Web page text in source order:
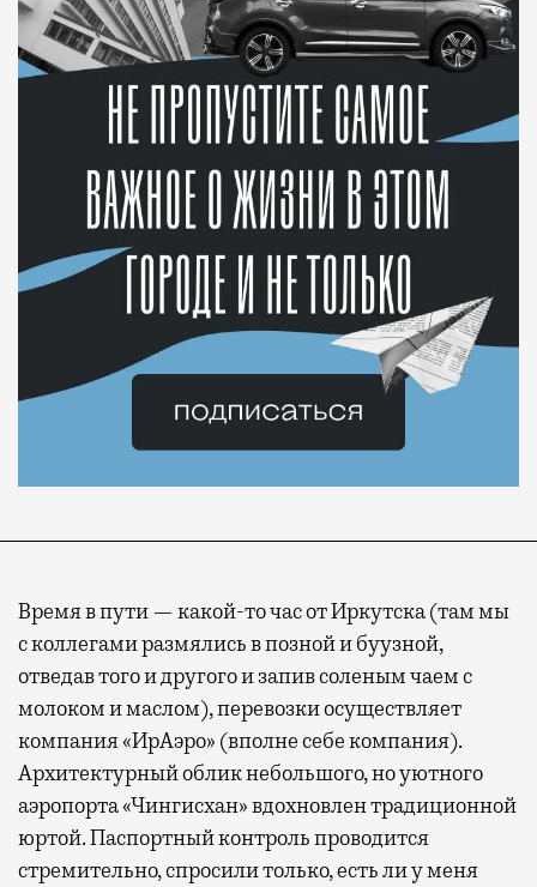
Время в пути — какой-то час от Иркутска (там мы
с коллегами размялись в позной и буузной,
отведав того и другого и запив соленым чаем с
молоком и маслом), перевозки осуществляет
компания «ИрАэро» (вполне себе компания).
Архитектурный облик небольшого, но уютного
аэропорта «Чингисхан» вдохновлен традиционной
юртой. Паспортный контроль проводится
стремительно, спросили только, есть ли у меня